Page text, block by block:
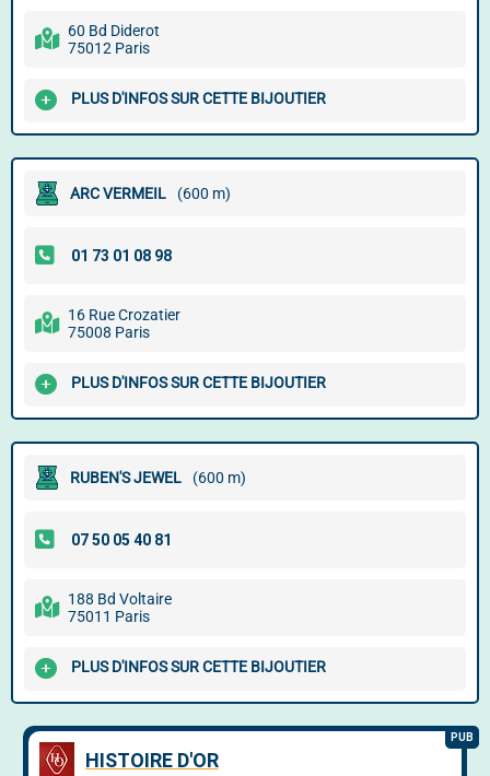
60 Bd Diderot
75012 Paris
PLUS D'INFOS SUR CETTE BIJOUTIER
ARC VERMEIL (600 m)
16 Rue Crozatier
75008 Paris
PLUS D'INFOS SUR CETTE BIJOUTIER
RUBEN'S JEWEL (600 m)
188 Bd Voltaire
75011 Paris
PLUS D'INFOS SUR CETTE BIJOUTIER